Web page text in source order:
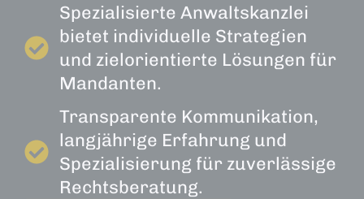
Spezialisierte Anwaltskanzlei
bietet individuelle Strategien
und zielorientierte Lösungen für
Mandanten.
Transparente Kommunikation,
langjährige Erfahrung und
Spezialisierung für zuverlässige
Rechtsberatung.